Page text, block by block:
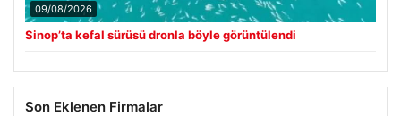
09/08/2026
Sinop’ta kefal sürüsü dronla böyle görüntülendi
Son Eklenen Firmalar